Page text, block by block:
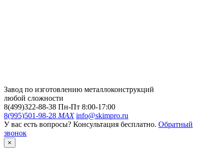
Завод по изготовлению металлоконструкций
любой сложности
8(499)322-88-38 Пн-Пт 8:00-17:00
8(995)501-98-28 MAX info@skimpro.ru
У вас есть вопросы? Консультация бесплатно. Обратный
звонок
×